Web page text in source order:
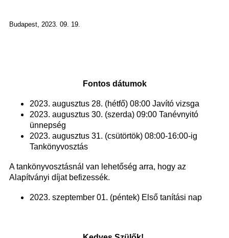
Budapest, 2023. 09. 19.
Fontos dátumok
2023. augusztus 28. (hétfő) 08:00 Javító vizsga
2023. augusztus 30. (szerda) 09:00 Tanévnyitó
ünnepség
2023. augusztus 31. (csütörtök) 08:00-16:00-ig
Tankönyvosztás
A tankönyvosztásnál van lehetőség arra, hogy az
Alapítványi díjat befizessék.
2023. szeptember 01. (péntek) Első tanítási nap